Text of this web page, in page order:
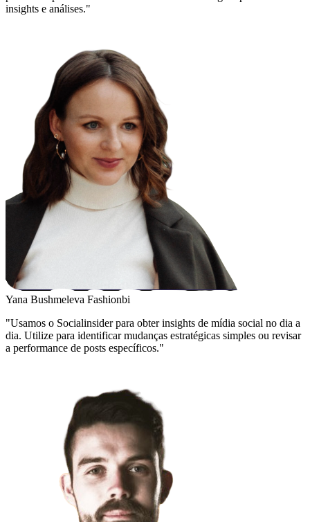
insights e análises."
Yana Bushmeleva Fashionbi
"Usamos o Socialinsider para obter insights de mídia social no dia a
dia. Utilize para identificar mudanças estratégicas simples ou revisar
a performance de posts específicos."